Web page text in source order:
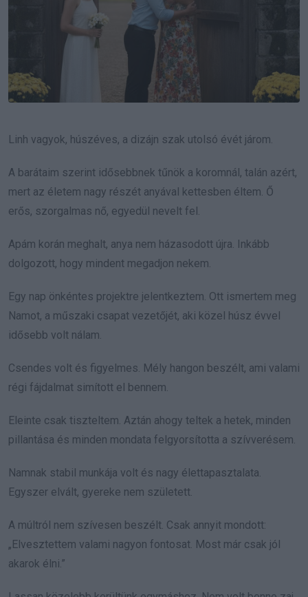
Linh vagyok, húszéves, a dizájn szak utolsó évét járom.
A barátaim szerint idősebbnek tűnök a koromnál, talán azért,
mert az életem nagy részét anyával kettesben éltem. Ő
erős, szorgalmas nő, egyedül nevelt fel.
Apám korán meghalt, anya nem házasodott újra. Inkább
dolgozott, hogy mindent megadjon nekem.
Egy nap önkéntes projektre jelentkeztem. Ott ismertem meg
Namot, a műszaki csapat vezetőjét, aki közel húsz évvel
idősebb volt nálam.
Csendes volt és figyelmes. Mély hangon beszélt, ami valami
régi fájdalmat simított el bennem.
Eleinte csak tiszteltem. Aztán ahogy teltek a hetek, minden
pillantása és minden mondata felgyorsította a szívverésem.
Namnak stabil munkája volt és nagy élet­tapasztalata.
Egyszer elvált, gyereke nem született.
A múltról nem szívesen beszélt. Csak annyit mondott:
„Elvesztettem valami nagyon fontosat. Most már csak jól
akarok élni.”